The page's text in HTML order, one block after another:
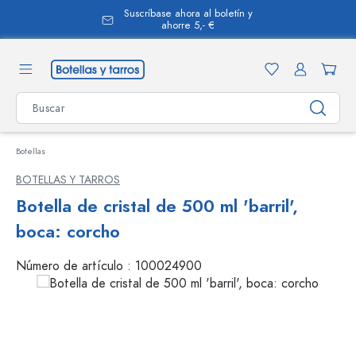
Suscríbase ahora al boletín y
ahorre 5,- €
Botellas
BOTELLAS Y TARROS
Botella de cristal de 500 ml 'barril',
boca: corcho
Número de artículo : 100024900